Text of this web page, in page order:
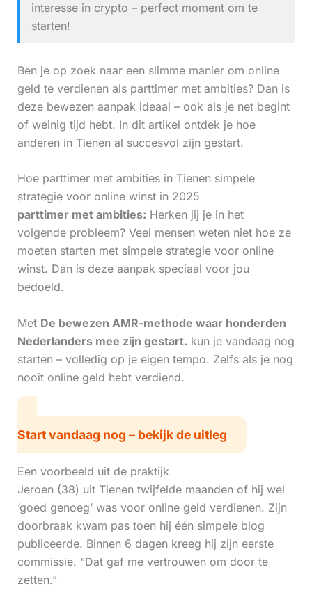
interesse in crypto – perfect moment om te
starten!
Ben je op zoek naar een slimme manier om online
geld te verdienen als parttimer met ambities? Dan is
deze bewezen aanpak ideaal – ook als je net begint
of weinig tijd hebt. In dit artikel ontdek je hoe
anderen in Tienen al succesvol zijn gestart.
Hoe parttimer met ambities in Tienen simpele
strategie voor online winst in 2025
parttimer met ambities: Herken jij je in het
volgende probleem? Veel mensen weten niet hoe ze
moeten starten met simpele strategie voor online
winst. Dan is deze aanpak speciaal voor jou
bedoeld.
Met De bewezen AMR-methode waar honderden
Nederlanders mee zijn gestart. kun je vandaag nog
starten – volledig op je eigen tempo. Zelfs als je nog
nooit online geld hebt verdiend.
Start vandaag nog – bekijk de uitleg
Een voorbeeld uit de praktijk
Jeroen (38) uit Tienen twijfelde maanden of hij wel
‘goed genoeg’ was voor online geld verdienen. Zijn
doorbraak kwam pas toen hij één simpele blog
publiceerde. Binnen 6 dagen kreeg hij zijn eerste
commissie. “Dat gaf me vertrouwen om door te
zetten.”